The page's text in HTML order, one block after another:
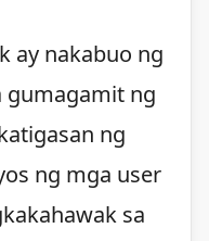
ay nakabuo ng
gumagamit ng
ng
ng mga user
sa